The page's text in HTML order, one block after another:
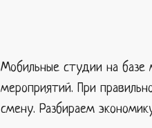
Мобильные студии на базе
мероприятий. При
смену. Разбираем